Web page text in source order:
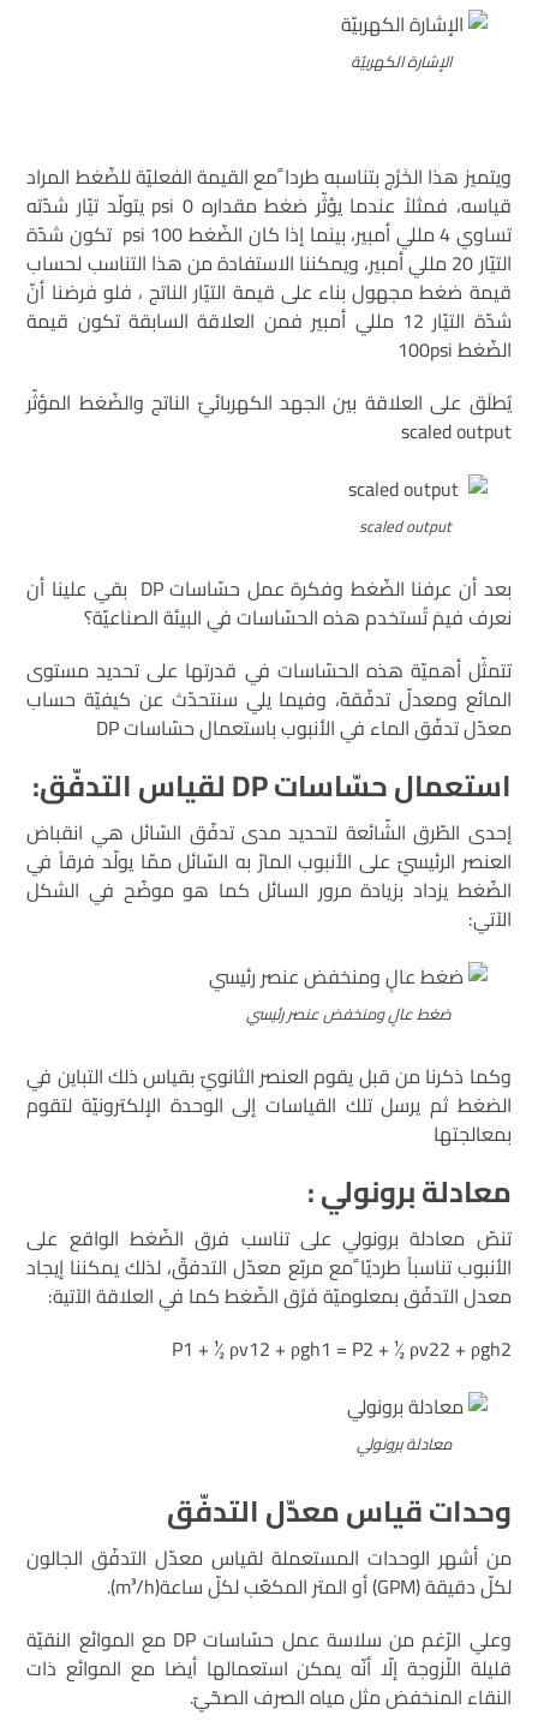
الإشارة الكهربيّة
ويتميز هذا الخَرْج بتناسبه طردا ًمع القيمة الفعليّة للضّغط المراد
قياسه، فمثلاً عندما يؤثّر ضغط مقداره 0 psi يتولّد تيّار شدّته
تساوي 4 مللي أمبير، بينما إذا كان الضّغط 100 psi تكون شدّة
التيّار 20 مللي أمبير، ويمكننا الاستفادة من هذا التناسب لحساب
قيمة ضغط مجهول بناء على قيمة التيّار الناتج ، فلو فرضنا أنّ
شدّة التيّار 12 مللي أمبير فمن العلاقة السابقة تكون قيمة
الضّغط 100psi
يُطلَق على العلاقة بين الجهد الكهربائيّ الناتج والضّغط المؤثّر
scaled output
scaled output
بعد أن عرفنا الضّغط وفكرة عمل حسّاسات DP بقي علينا أن
نعرف فيمَ تُستخدم هذه الحسّاسات في البيئة الصناعيّة؟
تتمثّل أهميّة هذه الحسّاسات في قدرتها على تحديد مستوى
المائع ومعدلّ تدفّقهّ، وفيما يلي سنتحدّث عن كيفيّة حساب
معدّل تدفّق الماء في الأنبوب باستعمال حسّاسات DP
استعمال حسّاساتDPلقياس التدفّق:
إحدى الطّرق الشّائعة لتحديد مدى تدفّق السّائل هي انقباض
العنصر الرئيسيّ على الأنبوب المارّ به السّائل ممّا يولّد فرقاً في
الضّغط يزداد بزيادة مرور السائل كما هو موضّح في الشكل
الآتي:
ضغط عالٍ ومنخفض عنصر رئيسي
وكما ذكرنا من قبل يقوم العنصر الثانويّ بقياس ذلك التباين في
الضغط ثم يرسل تلك القياسات إلى الوحدة الإلكترونيّة لتقوم
بمعالجتها
معادلة برونولي :
تنصّ معادلة برونولي على تناسب فرق الضّغط الواقع على
الأنبوب تناسباً طرديّا ًمع مربّع معدّل التدفقّ، لذلك يمكننا إيجاد
معدل التدفّق بمعلوميّة فَرْق الضّغط كما في العلاقة الآتية:
P1 + ½ ρv12 + ρgh1 = P2 + ½ ρv22 + ρgh2
معادلة برونولي
وحدات قياس معدّل التدفّق
من أشهر الوحدات المستعملة لقياس معدّل التدفّق الجالون
لكلّ دقيقة (GPM) أو المتر المكعّب لكلّ ساعة(m³/h).
وعلي الرّغم من سلاسة عمل حسّاسات DP مع الموائع النقيّة
قليلة اللّزوجة إلّا أنّه يمكن استعمالها أيضا مع الموائع ذات
النقاء المنخفض مثل مياه الصرف الصحّيّ.